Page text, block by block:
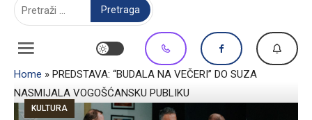
Home » PREDSTAVA: “BUDALA NA VEČERI” DO SUZA
NASMIJALA VOGOŠĆANSKU PUBLIKU
KULTURA